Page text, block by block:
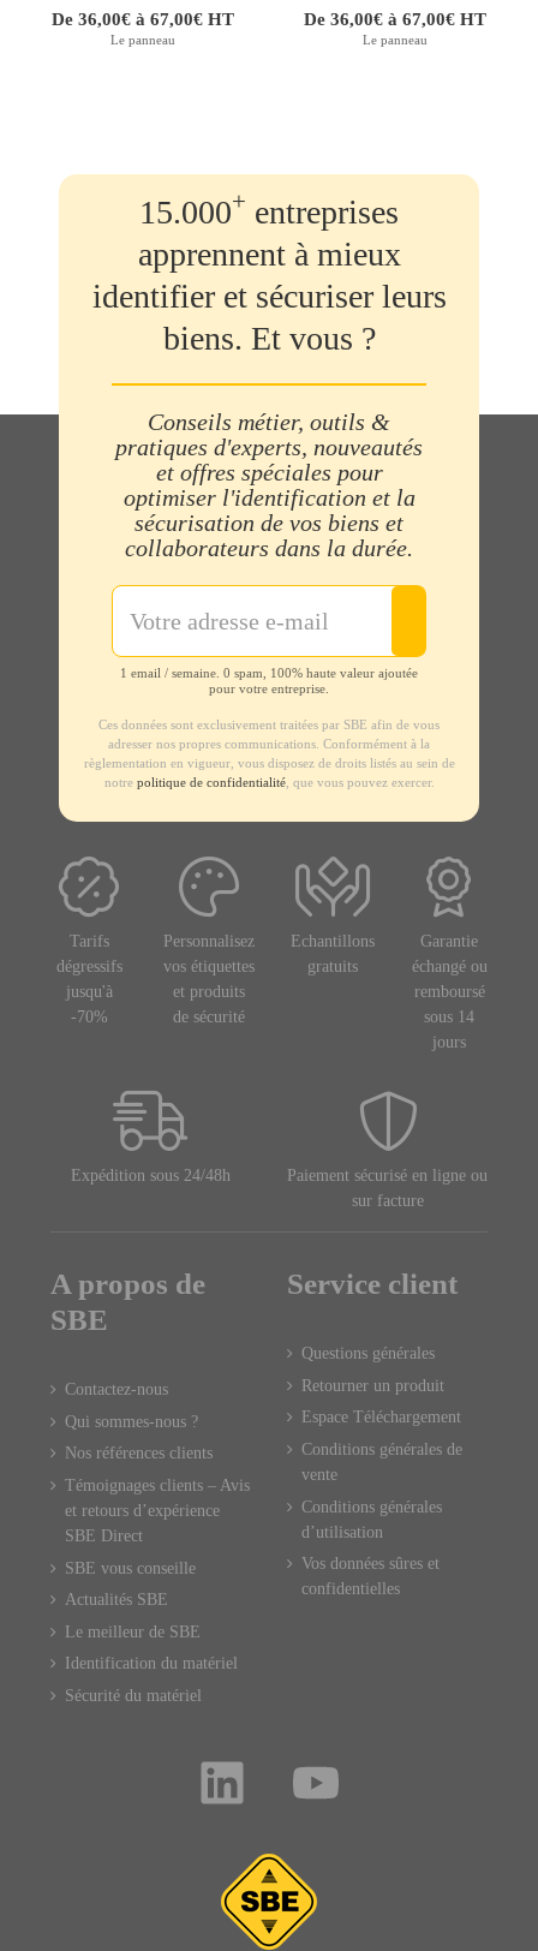
De 36,00€ à 67,00€ HT
Le panneau
De 36,00€ à 67,00€ HT
Le panneau
15.000+ entreprises
apprennent à mieux
identifier et sécuriser leurs
biens. Et vous ?
Conseils métier, outils &
pratiques d'experts, nouveautés
et offres spéciales pour
optimiser l'identification et la
sécurisation de vos biens et
collaborateurs dans la durée.
1 email / semaine. 0 spam, 100% haute valeur ajoutée
pour votre entreprise.
Ces données sont exclusivement traitées par SBE afin de vous
adresser nos propres communications. Conformément à la
règlementation en vigueur, vous disposez de droits listés au sein de
notre politique de confidentialité, que vous pouvez exercer.
Tarifs
dégressifs
jusqu'à
-70%
Personnalisez
vos étiquettes
et produits
de sécurité
Echantillons
gratuits
Garantie
échangé ou
remboursé
sous 14
jours
Expédition sous 24/48h
Paiement sécurisé en ligne ou
sur facture
A propos de
SBE
Contactez-nous
Qui sommes-nous ?
Nos références clients
Témoignages clients – Avis
et retours d’expérience
SBE Direct
SBE vous conseille
Actualités SBE
Le meilleur de SBE
Identification du matériel
Sécurité du matériel
Service client
Questions générales
Retourner un produit
Espace Téléchargement
Conditions générales de
vente
Conditions générales
d’utilisation
Vos données sûres et
confidentielles